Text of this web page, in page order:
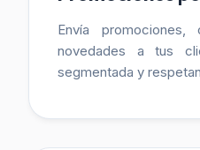
Envía
novedades a tus
segmentada y